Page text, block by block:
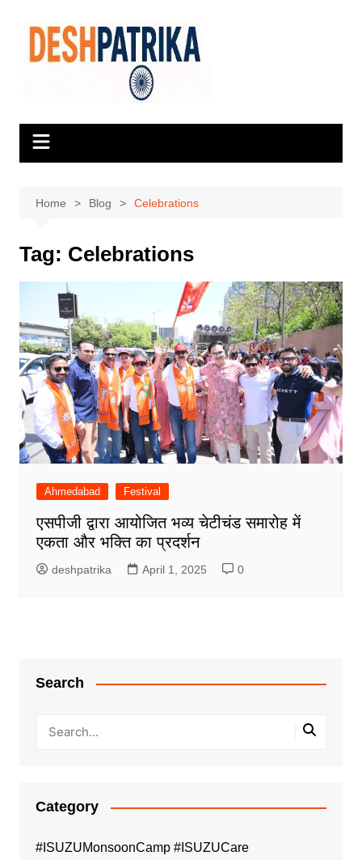
content
Home Blog Celebrations
Tag: Celebrations
Ahmedabad Festival
एसपीजी द्वारा आयोजित भव्य चेटीचंड समारोह में
एकता और भक्ति का प्रदर्शन
deshpatrika April 1, 2025 0
Search
Category
#ISUZUMonsoonCamp #ISUZUCare